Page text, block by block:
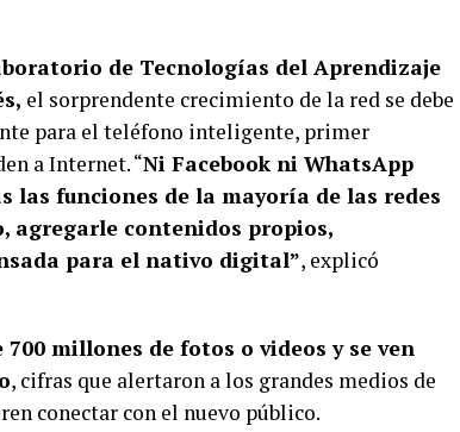
de Tecnologías del Aprendizaje
el sorprendente crecimiento de la red se debe
para el teléfono inteligente, primer
a Internet. “Ni Facebook ni WhatsApp
las funciones de la mayoría de las redes
agregarle contenidos propios,
para el nativo digital”, explicó
700 millones de fotos o videos y se ven
, cifras que alertaron a los grandes medios de
conectar con el nuevo público.